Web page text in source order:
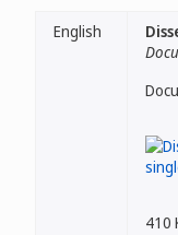
English
410